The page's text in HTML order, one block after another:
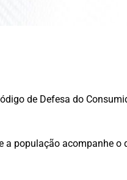
de Defesa do
população acompanhe o